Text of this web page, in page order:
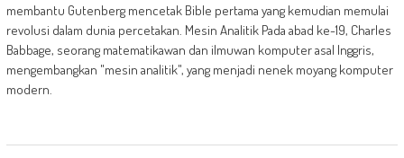
membantu Gutenberg mencetak Bible pertama yang kemudian memulai
revolusi dalam dunia percetakan. Mesin Analitik Pada abad ke-19, Charles
Babbage, seorang matematikawan dan ilmuwan komputer asal Inggris,
mengembangkan "mesin analitik", yang menjadi nenek moyang komputer
modern.